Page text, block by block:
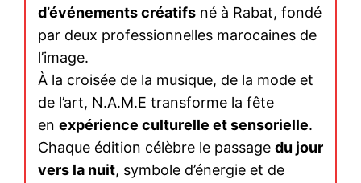
d’événements créatifs né à Rabat, fondé
par deux professionnelles marocaines de
l’image.
À la croisée de la musique, de la mode et
de l’art, N.A.M.E transforme la fête
en expérience culturelle et sensorielle.
Chaque édition célèbre le passage du jour
vers la nuit, symbole d’énergie et de